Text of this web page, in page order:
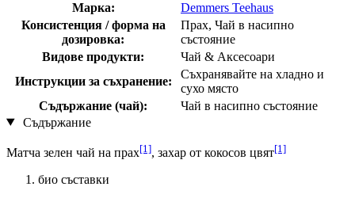
Марка:
Demmers Teehaus
Консистенция / форма на
дозировка:
Прах, Чай в насипно
състояние
Видове продукти:
Чай & Аксесоари
Инструкции за съхранение:
Съхранявайте на хладно и
сухо място
Съдържание (чай):
Чай в насипно състояние
Съдържание
Матча зелен чай на прах[1], захар от кокосов цвят[1]
био съставки